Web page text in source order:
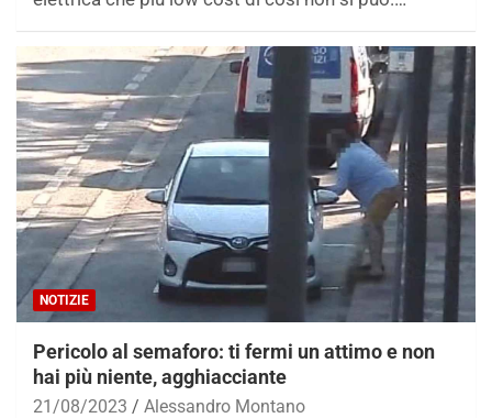
NOTIZIE
Pericolo al semaforo: ti fermi un attimo e non
hai più niente, agghiacciante
21/08/2023 Alessandro Montano